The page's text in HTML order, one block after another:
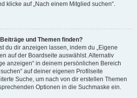
klicke auf „Nach einem Mitglied suchen“.
und Themen finden?
du dir anzeigen lassen, indem du „Eigene
auf der Boardseite auswählst. Alternativ
anzeigen“ in deinem persönlichen Bereich
auf deiner eigenen Profilseite
Suche, um nach von dir erstellen Themen
Optionen in die Suchmaske ein.